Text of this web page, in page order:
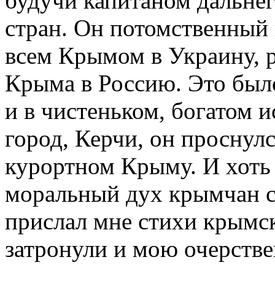
стран. Он
всем Крымом в Украину,
Крыма в Россию. Это
и в чистеньком, богатом
город, Керчи, он
курортном Крыму. И
моральный дух крымчан
прислал мне стихи
затронули и мою